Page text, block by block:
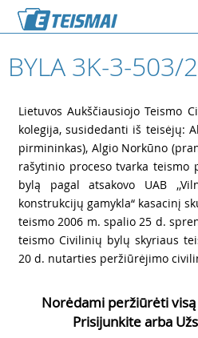
BYLA 3K-3-503/
Lietuvos Aukščiausiojo Teismo
kolegija, susidedanti iš teisėjų:
pirmininkas), Algio Norkūno
rašytinio proceso tvarka teismo
bylą pagal atsakovo UAB
konstrukcijų gamykla“ kasacinį
teismo 2006 m. spalio 25 d.
teismo Civilinių bylų skyriaus
20 d. nutarties peržiūrėjimo
Norėdami peržiūrėti
Prisijunkite arba